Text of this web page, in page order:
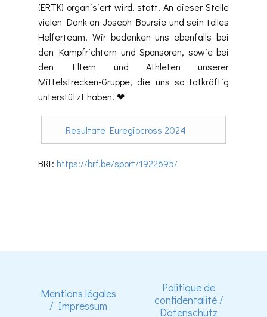
(ERTK) organisiert wird, statt. An dieser Stelle
vielen Dank an Joseph Boursie und sein tolles
Helferteam. Wir bedanken uns ebenfalls bei
den Kampfrichtern und Sponsoren, sowie bei
den Eltern und Athleten unserer
Mittelstrecken-Gruppe, die uns so tatkräftig
unterstützt haben! ❤
Resultate Euregiocross 2024
BRF: https://brf.be/sport/1922695/
Mentions légales
/ Impressum
Politique de
confidentalité /
Datenschutz